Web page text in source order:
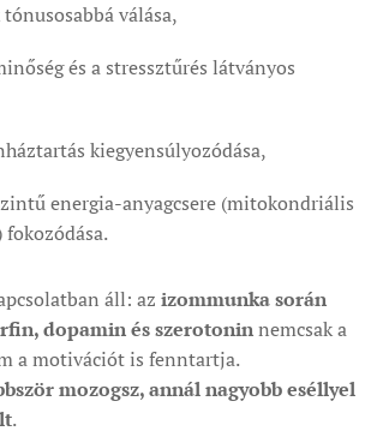
válása,
és a stressztűrés látványos
kiegyensúlyozódása,
energia-anyagcsere (mitokondriális
áll: az izommunka során
dopamin és szerotoninnemcsak a
a motivációt is fenntartja.
mozogsz, annál nagyobb eséllyel
.